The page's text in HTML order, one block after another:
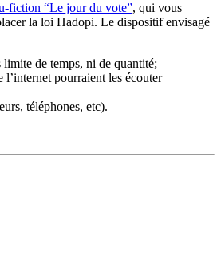
fiction “Le jour du vote”, qui vous
la loi Hadopi. Le dispositif envisagé
de temps, ni de quantité;
pourraient les écouter
téléphones, etc).